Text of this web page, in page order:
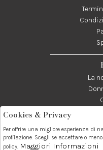
La
Telefono:
089237858
Cookies & Privacy
Per offrire una migliore esperienza di
profilazione. Scegli se accettare o
policy. Maggiori Informazioni